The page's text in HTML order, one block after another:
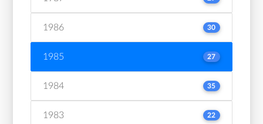
1986 30
1985 27
1984 35
1983 22